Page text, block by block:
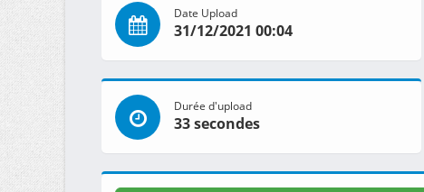
Date Upload
31/12/2021 00:04
Durée d'upload
33 secondes